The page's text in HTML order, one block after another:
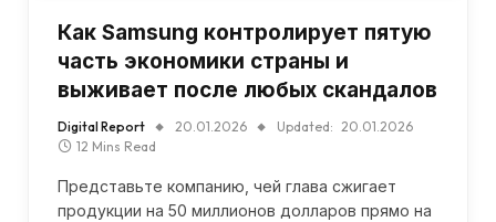
Как Samsung контролирует пятую
часть экономики страны и
выживает после любых скандалов
Digital Report 20.01.2026 Updated: 20.01.2026
12 Mins Read
Представьте компанию, чей глава сжигает
продукции на 50 миллионов долларов прямо на